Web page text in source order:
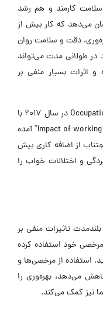
کارمند و هم رشد
می‌دهد که کار بیش از
دقت و سلامت روان
طولانی مدت می‌تواند
اثرات بسیار منفی بر
در مقاله منتشر شده در مجله Occupational Medicine در سال 2017 با
عنوان “Impact of working hours on sleep and mental health” آمده
از اضافه کاری بیش
و اختلالات خواب را
تاثیرات منفی بر
خود استفاده کرده
استفاده از مرخصی‌ها و
می‌دهد، بهره‌وری را
نیز کمک می‌کند.